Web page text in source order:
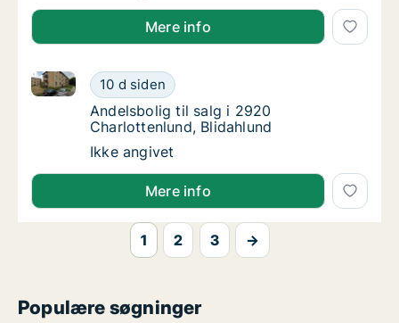
Mere info
Andelsbolig til salg i 2920 Charlottenlund,
10 d siden
Andelsbolig til salg i 2920 Charlottenlund, Blidahlund
Andelsbolig til salg i 2920 Charlottenlund,
Andelsbolig til salg i 2920
Charlottenlund, Blidahlund
Andelsbolig til salg i 2920 Charlottenlund,
Ikke angivet
Mere info
1 2 3 →
Populære søgninger